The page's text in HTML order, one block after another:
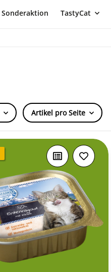
Sonderaktion TastyCat
Artikel pro Seite